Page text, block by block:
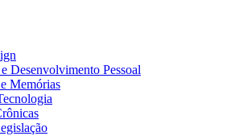
Desenvolvimento Pessoal
Memórias